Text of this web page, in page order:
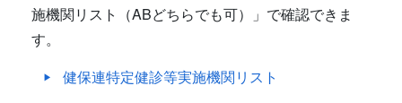
施機関リスト（ABどちらでも可）」で確認できま
す。
健保連特定健診等実施機関リスト